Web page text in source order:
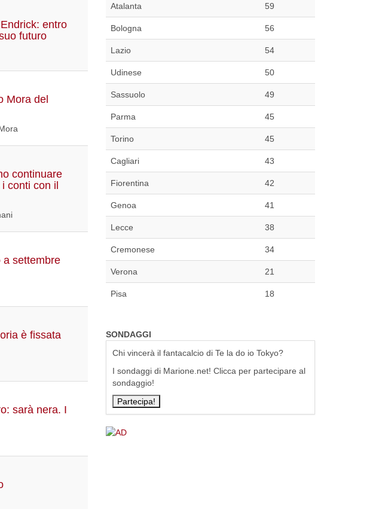
entro
futuro
Mora del
continuare
conti con il
a settembre
è fissata
sarà nera. I
Atalanta 59
Bologna 56
Lazio 54
Udinese 50
Sassuolo 49
Parma 45
Torino 45
Cagliari 43
Fiorentina 42
Genoa 41
Lecce 38
Cremonese 34
Verona 21
Pisa 18
SONDAGGI
Chi vincerà il fantacalcio di Te la do io Tokyo?
I sondaggi di Marione.net! Clicca per partecipare al
sondaggio!